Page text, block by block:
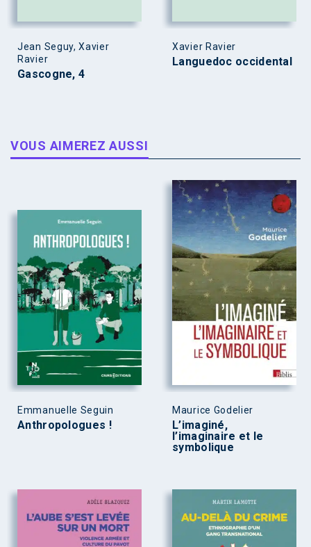
Jean Seguy, Xavier
Ravier
Gascogne, 4
Xavier Ravier
Languedoc occidental
VOUS AIMEREZ AUSSI
Emmanuelle Seguin
Anthropologues !
Maurice Godelier
L’imaginé,
l’imaginaire et le
symbolique